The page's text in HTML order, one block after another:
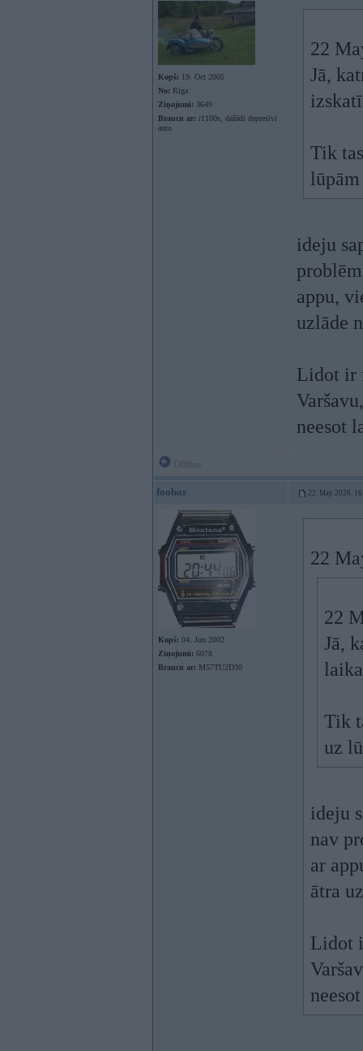
Kopš: 19. Oct 2005
No: Rīga
Ziņojumi: 3649
Braucu ar: r1100s, dažādi depresīvi
auto
22
Jā,
Tik
ideju
appu,
uzlāde
Lidot ir
neesot
foobar 22. May 2026,
Kopš: 04. Jun 2002
Ziņojumi: 6078
Braucu ar: M57TU2D30
22
22
Jā,
Tik
uz
ideju
nav
ar
ātra
Lidot